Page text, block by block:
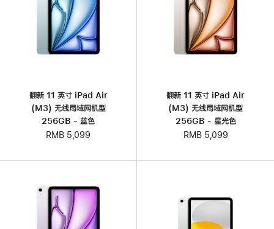
翻新 11 英寸 iPad Air
(M3) 无线局域网机型
256GB - 蓝色
RMB 5,099
翻新 11 英寸 iPad Air
(M3) 无线局域网机型
256GB - 星光色
RMB 5,099